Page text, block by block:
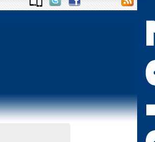
FOOTBALL CONFERENCE
DES LOTS !